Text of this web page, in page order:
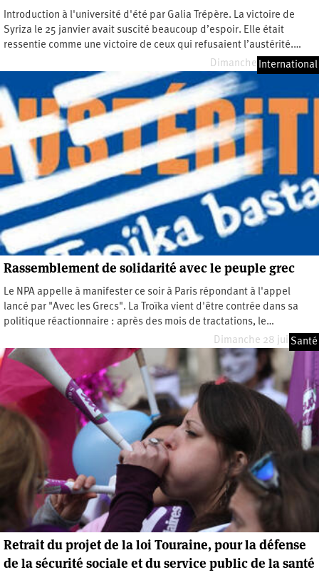
Introduction à l'université d'été par Galia Trépère. La victoire de
Syriza le 25 janvier avait suscité beaucoup d’espoir. Elle était
ressentie comme une victoire de ceux qui refusaient l’austérité.…
Dimanche 30 août 2015
International
Rassemblement de solidarité avec le peuple grec
Le NPA appelle à manifester ce soir à Paris répondant à l'appel
lancé par "Avec les Grecs". La Troïka vient d'être contrée dans sa
politique réactionnaire : après des mois de tractations, le…
Dimanche 28 juin 2015
Santé
Retrait du projet de la loi Touraine, pour la défense
de la sécurité sociale et du service public de la santé